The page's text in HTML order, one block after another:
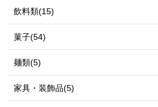
飲料類(15)
菓子(54)
麺類(5)
家具・装飾品(5)